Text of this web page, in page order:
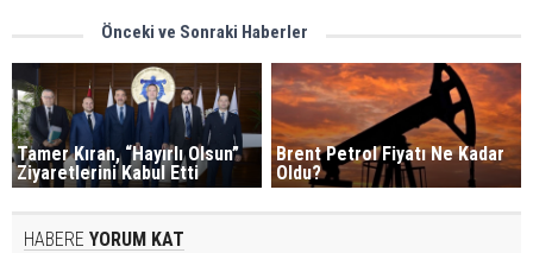
Önceki ve Sonraki Haberler
Tamer Kıran, “Hayırlı Olsun”
Ziyaretlerini Kabul Etti
Brent Petrol Fiyatı Ne Kadar
Oldu?
HABERE YORUM KAT